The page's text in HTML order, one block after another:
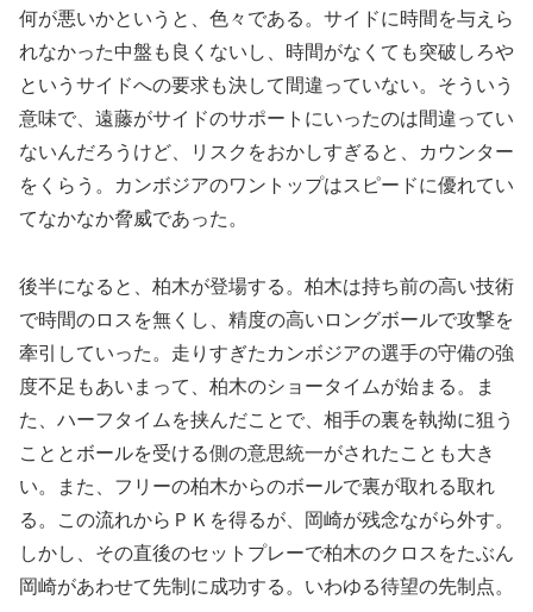
何が悪いかというと、色々である。サイドに時間を与えら
れなかった中盤も良くないし、時間がなくても突破しろや
というサイドへの要求も決して間違っていない。そういう
意味で、遠藤がサイドのサポートにいったのは間違ってい
ないんだろうけど、リスクをおかしすぎると、カウンター
をくらう。カンボジアのワントップはスピードに優れてい
てなかなか脅威であった。
後半になると、柏木が登場する。柏木は持ち前の高い技術
で時間のロスを無くし、精度の高いロングボールで攻撃を
牽引していった。走りすぎたカンボジアの選手の守備の強
度不足もあいまって、柏木のショータイムが始まる。ま
た、ハーフタイムを挟んだことで、相手の裏を執拗に狙う
こととボールを受ける側の意思統一がされたことも大き
い。また、フリーの柏木からのボールで裏が取れる取れ
る。この流れからＰＫを得るが、岡崎が残念ながら外す。
しかし、その直後のセットプレーで柏木のクロスをたぶん
岡崎があわせて先制に成功する。いわゆる待望の先制点。